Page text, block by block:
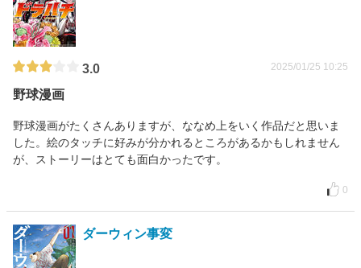
3.0 2025/01/25 10:25
野球漫画
野球漫画がたくさんありますが、ななめ上をいく作品だと思いま
した。絵のタッチに好みが分かれるところがあるかもしれません
が、ストーリーはとても面白かったです。
0
ダーウィン事変